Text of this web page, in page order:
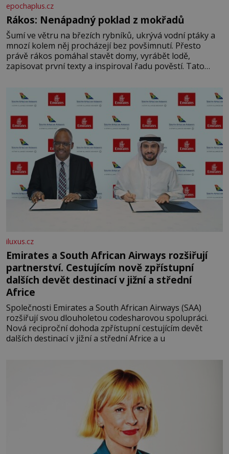
epochaplus.cz
Rákos: Nenápadný poklad z mokřadů
Šumí ve větru na březích rybníků, ukrývá vodní ptáky a
mnozí kolem něj procházejí bez povšimnutí. Přesto
právě rákos pomáhal stavět domy, vyrábět lodě,
zapisovat první texty a inspiroval řadu pověstí. Tato
letního koupání. Stačí se však podívat
iluxus.cz
Emirates a South African Airways rozšiřují
partnerství. Cestujícím nově zpřístupní
dalších devět destinací v jižní a střední
Africe
Společnosti Emirates a South African Airways (SAA)
rozšiřují svou dlouholetou codesharovou spolupráci.
Nová reciproční dohoda zpřístupní cestujícím devět
dalších destinací v jižní a střední Africe a u